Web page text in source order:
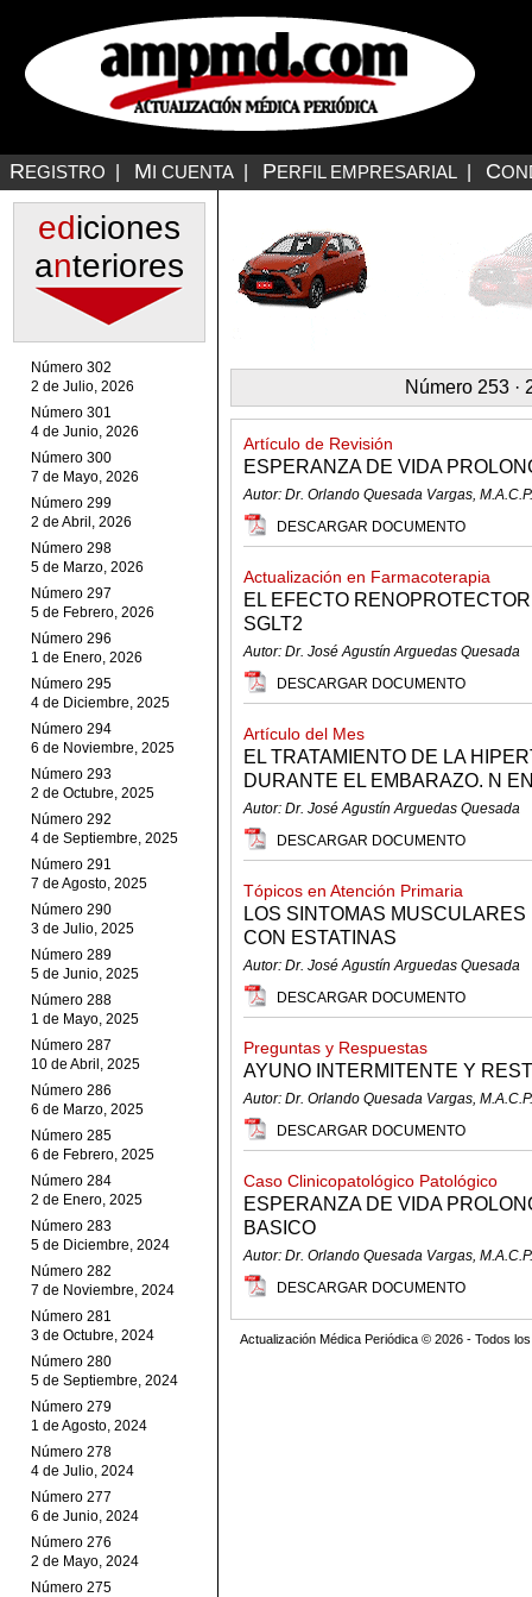
REGISTRO MI CUENTA PERFIL EMPRESARIAL C
ediciones
anteriores
Número 302
2 de Julio, 2026
Número 301
4 de Junio, 2026
Número 300
7 de Mayo, 2026
Número 299
2 de Abril, 2026
Número 298
5 de Marzo, 2026
Número 297
5 de Febrero, 2026
Número 296
1 de Enero, 2026
Número 295
4 de Diciembre, 2025
Número 294
6 de Noviembre, 2025
Número 293
2 de Octubre, 2025
Número 292
4 de Septiembre, 2025
Número 291
7 de Agosto, 2025
Número 290
3 de Julio, 2025
Número 289
5 de Junio, 2025
Número 288
1 de Mayo, 2025
Número 287
10 de Abril, 2025
Número 286
6 de Marzo, 2025
Número 285
6 de Febrero, 2025
Número 284
2 de Enero, 2025
Número 283
5 de Diciembre, 2024
Número 282
7 de Noviembre, 2024
Número 281
3 de Octubre, 2024
Número 280
5 de Septiembre, 2024
Número 279
1 de Agosto, 2024
Número 278
4 de Julio, 2024
Número 277
6 de Junio, 2024
Número 276
2 de Mayo, 2024
Número 275
Número 253 ·
Artículo de Revisión
ESPERANZA DE VIDA
Autor: Dr. Orlando Quesada Vargas, M.A.C.P.
DESCARGAR DOCUMENTO
Actualización en Farmacoterapia
EL EFECTO
SGLT2
Autor: Dr. José Agustín Arguedas Quesada
DESCARGAR DOCUMENTO
Artículo del Mes
EL TRATAMIENTO DE LA
DURANTE EL EMBARAZO. N
Autor: Dr. José Agustín Arguedas Quesada
DESCARGAR DOCUMENTO
Tópicos en Atención Primaria
LOS SINTOMAS
CON ESTATINAS
Autor: Dr. José Agustín Arguedas Quesada
DESCARGAR DOCUMENTO
Preguntas y Respuestas
AYUNO INTERMITENTE Y
Autor: Dr. Orlando Quesada Vargas, M.A.C.P.
DESCARGAR DOCUMENTO
Caso Clinicopatológico Patológico
ESPERANZA DE VIDA
BASICO
Autor: Dr. Orlando Quesada Vargas, M.A.C.P.
DESCARGAR DOCUMENTO
Actualización Médica Periódica © 2026 - Todos